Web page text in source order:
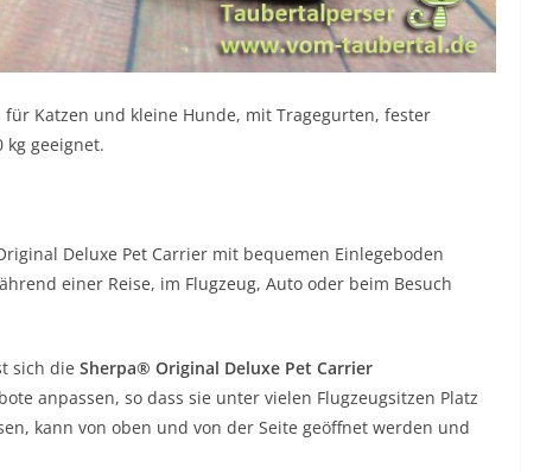
Katzen und kleine Hunde, mit Tragegurten, fester
kg geeignet.
Deluxe Pet Carrier mit bequemen Einlegeboden
einer Reise, im Flugzeug, Auto oder beim Besuch
sich die Sherpa® Original Deluxe Pet Carrier
anpassen, so dass sie unter vielen Flugzeugsitzen Platz
kann von oben und von der Seite geöffnet werden und